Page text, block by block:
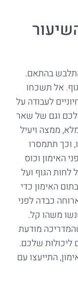
בהתאם.
אל תשכחו
לעבודה על
וגם של שאר
ממצה ויעיל
וכך תתמסרו
האימון וכוס
לחות הגוף ועל
האימון כדי
כבדה לפני
משהו קל.
מודעת
ליכולות שלכם.
התייעצו עם